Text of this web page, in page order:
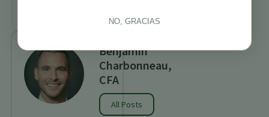
Benjamin
Charbonneau,
CFA
All Posts
NO, GRACIAS